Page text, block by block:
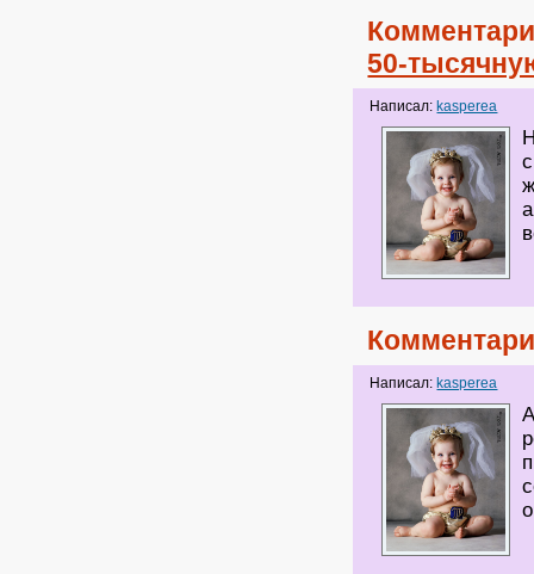
50-
Написал: kasperea
Написал: kasperea